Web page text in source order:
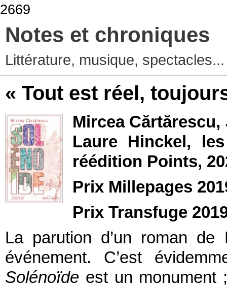
2669
Notes et chroniques
Littérature, musique,
« Tout est réel,
Mircea Cărtărescu,
Laure Hinckel,
réédition Points,
Prix Millepages
Prix Transfuge
La parution d’un roman
événement. C’est
Solénoïde est un monument